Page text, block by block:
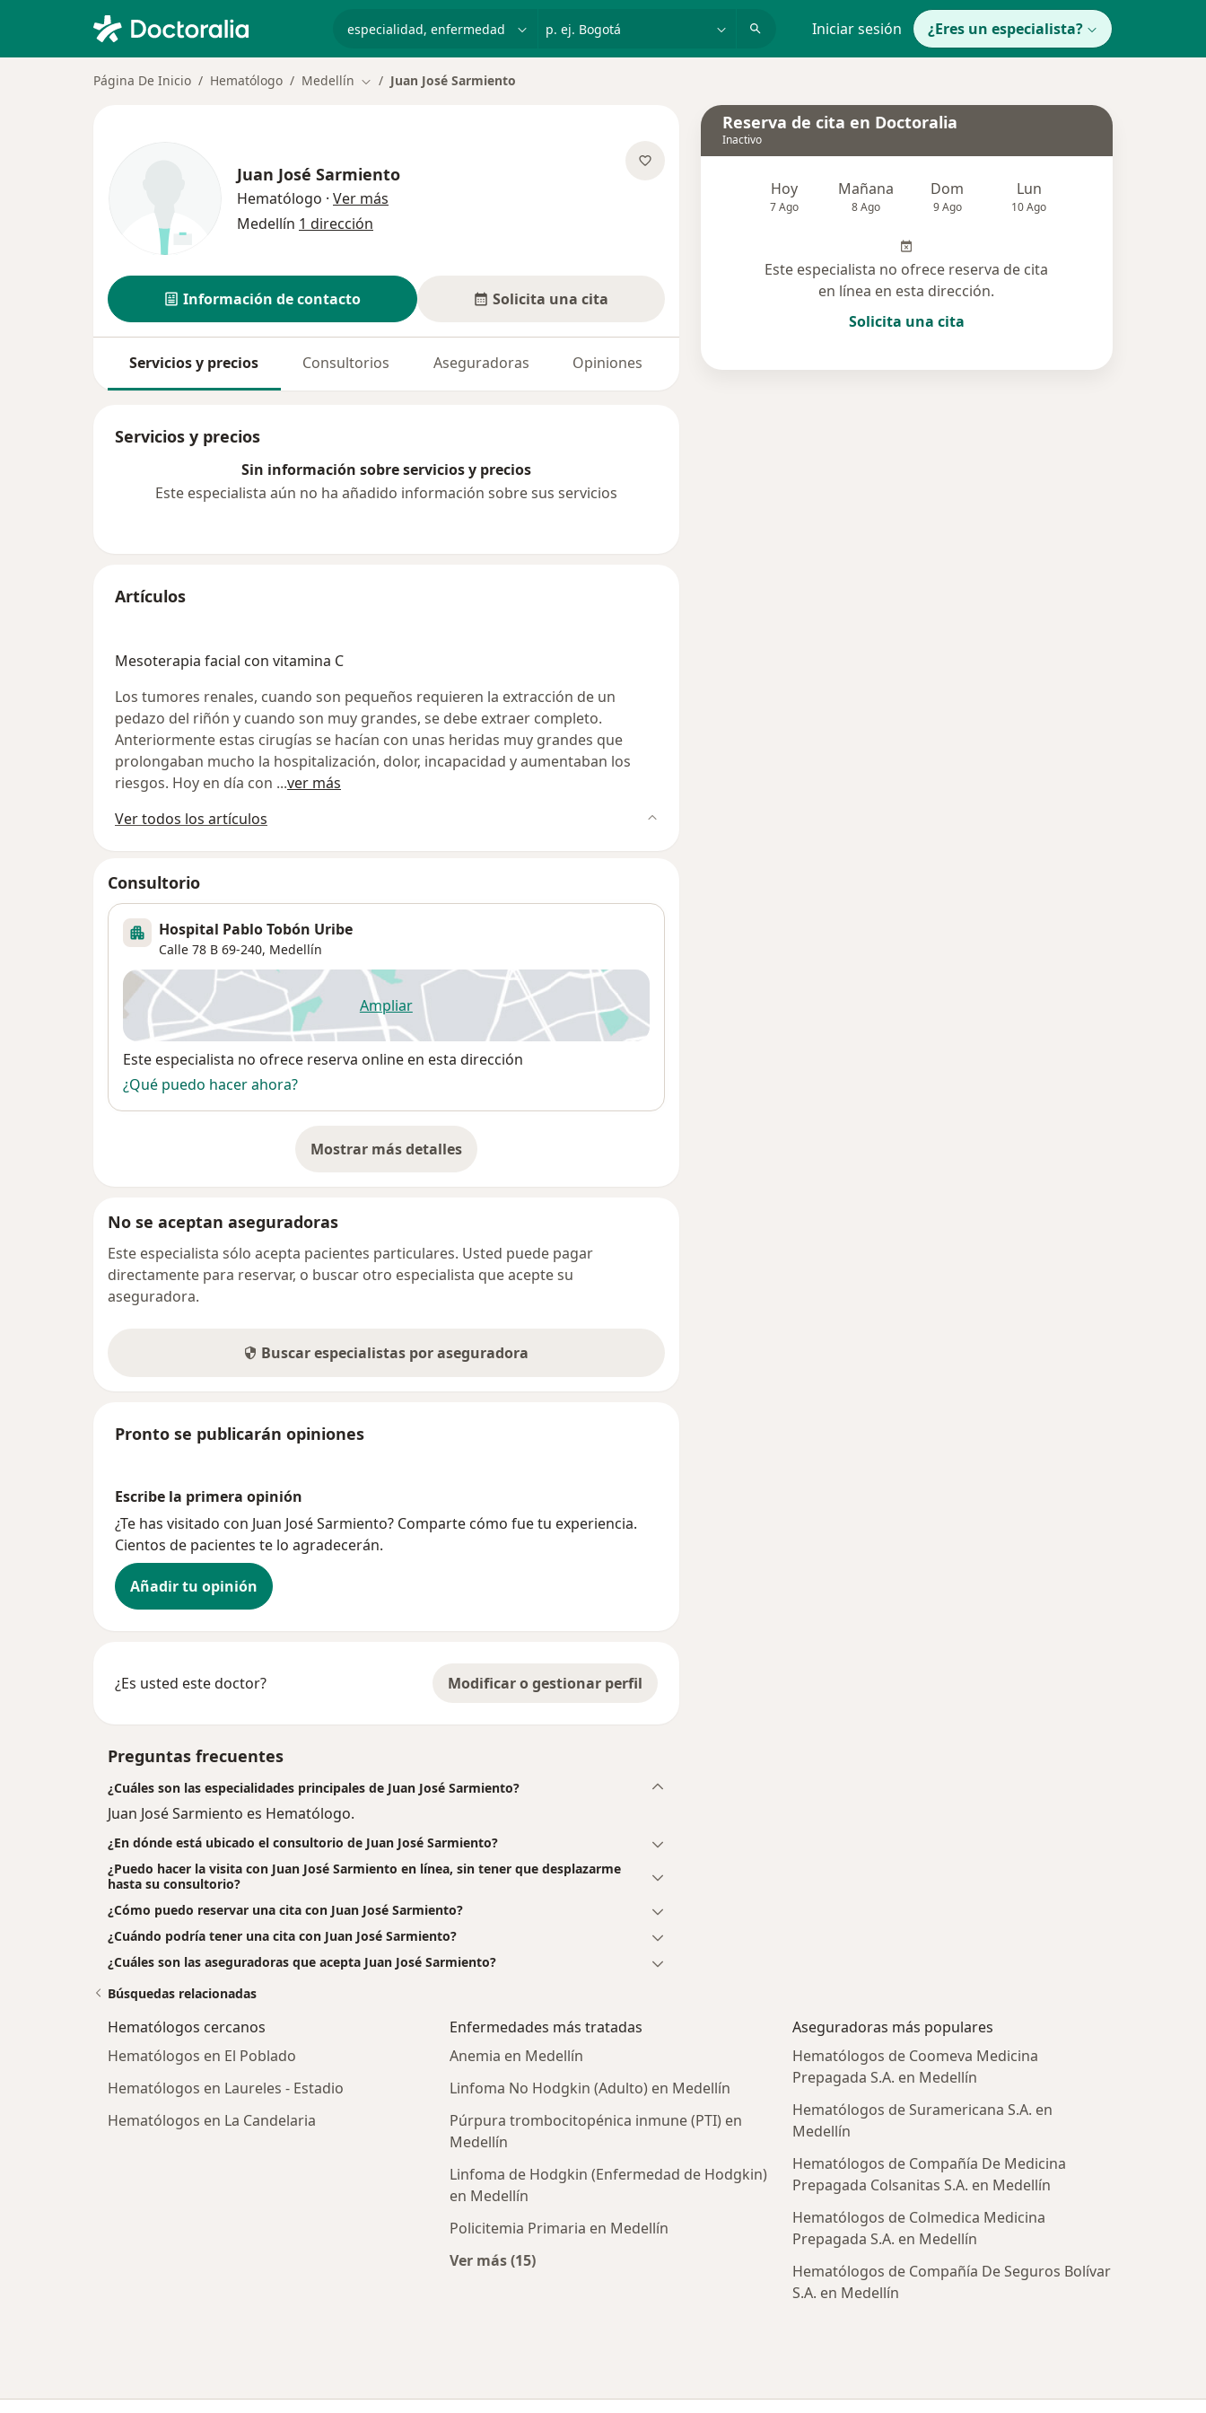
p. ej. Bogotá Iniciar sesión ¿Eres un especialista?
Página De Inicio Hematólogo Medellín Cambiar de ciudad
Juan José Sarmiento
Juan José Sarmiento
Hematólogo · Ver más
Medellín 1 dirección
Información de contacto Solicita una cita
Servicios y precios Consultorios Aseguradoras Opiniones
Servicios y precios
Sin información sobre servicios y precios
Este especialista aún no ha añadido información sobre sus servicios
Artículos
Mesoterapia facial con vitamina C
Los tumores renales, cuando son pequeños requieren la extracción de un
pedazo del riñón y cuando son muy grandes, se debe extraer completo.
Anteriormente estas cirugías se hacían con unas heridas muy grandes que
prolongaban mucho la hospitalización, dolor, incapacidad y aumentaban los
riesgos. Hoy en día con ...ver más
Ver todos los artículos
Consultorio
Hospital Pablo Tobón Uribe
Calle 78 B 69-240, Medellín
Ampliarse abre en una nueva pestaña
Disponibilidad
Este especialista no ofrece reserva online en esta dirección
¿Qué puedo hacer ahora?
Mostrar más detalles
sobre la dirección
No se aceptan aseguradoras
Este especialista sólo acepta pacientes particulares. Usted puede pagar
directamente para reservar, o buscar otro especialista que acepte su
aseguradora.
Buscar especialistas por aseguradora
Pronto se publicarán opiniones
Escribe la primera opinión
¿Te has visitado con Juan José Sarmiento? Comparte cómo fue tu experiencia.
Cientos de pacientes te lo agradecerán.
Añadir tu opinión
¿Es usted este doctor? Modificar o gestionar perfil
Preguntas frecuentes
¿Cuáles son las especialidades principales de Juan José Sarmiento?
Juan José Sarmiento es Hematólogo.
¿En dónde está ubicado el consultorio de Juan José Sarmiento?
¿Puedo hacer la visita con Juan José Sarmiento en línea, sin tener que desplazarme
hasta su consultorio?
¿Cómo puedo reservar una cita con Juan José Sarmiento?
¿Cuándo podría tener una cita con Juan José Sarmiento?
¿Cuáles son las aseguradoras que acepta Juan José Sarmiento?
Reserva de cita en Doctoralia
Inactivo
Hoy
7 Ago
Mañana
8 Ago
Dom
9 Ago
Lun
10 Ago
Este especialista no ofrece reserva de cita
en línea en esta dirección.
Solicita una cita
Búsquedas relacionadas
Hematólogos cercanos
Hematólogos en El Poblado
Hematólogos en Laureles - Estadio
Hematólogos en La Candelaria
Enfermedades más tratadas
Anemia en Medellín
Linfoma No Hodgkin (Adulto) en Medellín
Púrpura trombocitopénica inmune (PTI) en
Medellín
Linfoma de Hodgkin (Enfermedad de Hodgkin)
en Medellín
Policitemia Primaria en Medellín
Ver más (15)
Más en esta categoría: Enfermedades más tratadas
Aseguradoras más populares
Hematólogos de Coomeva Medicina
Prepagada S.A. en Medellín
Hematólogos de Suramericana S.A. en
Medellín
Hematólogos de Compañía De Medicina
Prepagada Colsanitas S.A. en Medellín
Hematólogos de Colmedica Medicina
Prepagada S.A. en Medellín
Hematólogos de Compañía De Seguros Bolívar
S.A. en Medellín